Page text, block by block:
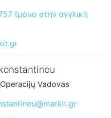
(μόνο στην αγγλική
Vadovas